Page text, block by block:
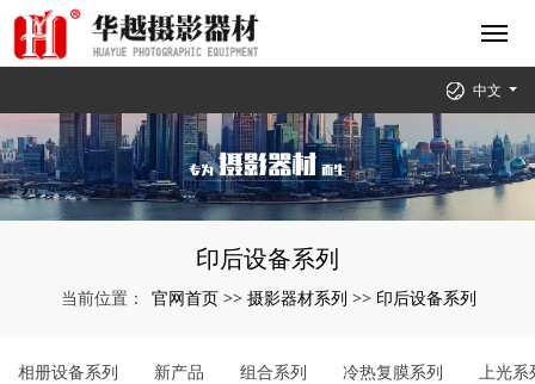
中文
印后设备系列
当前位置： 官网首页 >> 摄影器材系列 >> 印后设备系列
相册设备系列 新产品 组合系列 冷热复膜系列 上光系